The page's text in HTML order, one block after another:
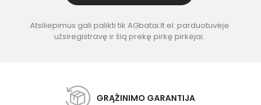
Atsiliepimus gali palikti tik AGbatai.lt el. parduotuvėje
užsiregistravę ir šią prekę pirkę pirkėjai.
GRĄŽINIMO GARANTIJA